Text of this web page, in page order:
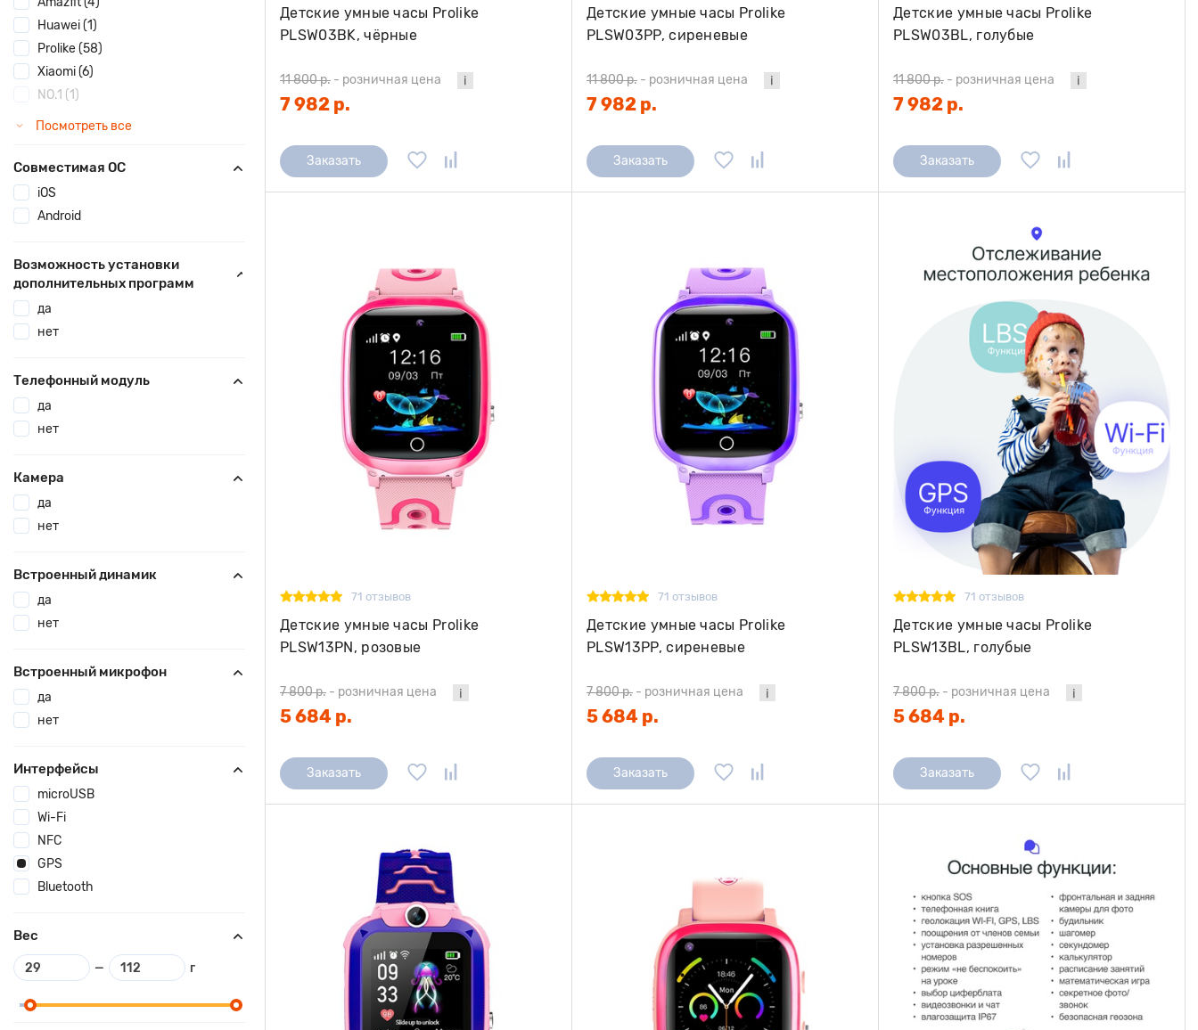
Huawei (1)
Prolike (58)
Xiaomi (6)
NO.1 (1)
Посмотреть все
Совместимая ОС
iOS
Android
Возможность установки
дополнительных программ
да
нет
Телефонный модуль
да
нет
Камера
да
нет
Встроенный динамик
да
нет
Встроенный микрофон
да
нет
Интерфейсы
microUSB
Wi-Fi
NFC
GPS
Bluetooth
Вес
— г
Детские умные часы Prolike
PLSW03BK, чёрные
11 800 р. - розничная цена
7 982 р.
Заказать
Детские умные часы Prolike
PLSW03PP, сиреневые
11 800 р. - розничная цена
7 982 р.
Заказать
Детские умные часы Prolike
PLSW03BL, голубые
11 800 р. - розничная цена
7 982 р.
Заказать
71 отзывов
Детские умные часы Prolike
PLSW13PN, розовые
7 800 р. - розничная цена
5 684 р.
Заказать
71 отзывов
Детские умные часы Prolike
PLSW13PP, сиреневые
7 800 р. - розничная цена
5 684 р.
Заказать
71 отзывов
Детские умные часы Prolike
PLSW13BL, голубые
7 800 р. - розничная цена
5 684 р.
Заказать